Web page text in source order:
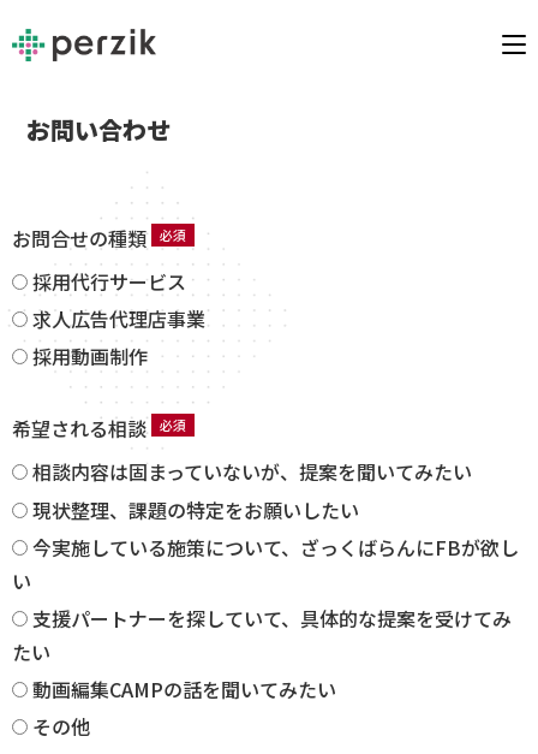
お問い合わせ
お問合せの種類
採用代行サービス
求人広告代理店事業
採用動画制作
希望される相談
相談内容は固まっていないが、提案を聞いてみたい
現状整理、課題の特定をお願いしたい
今実施している施策について、ざっくばらんにFBが欲し
い
支援パートナーを探していて、具体的な提案を受けてみ
たい
動画編集CAMPの話を聞いてみたい
その他